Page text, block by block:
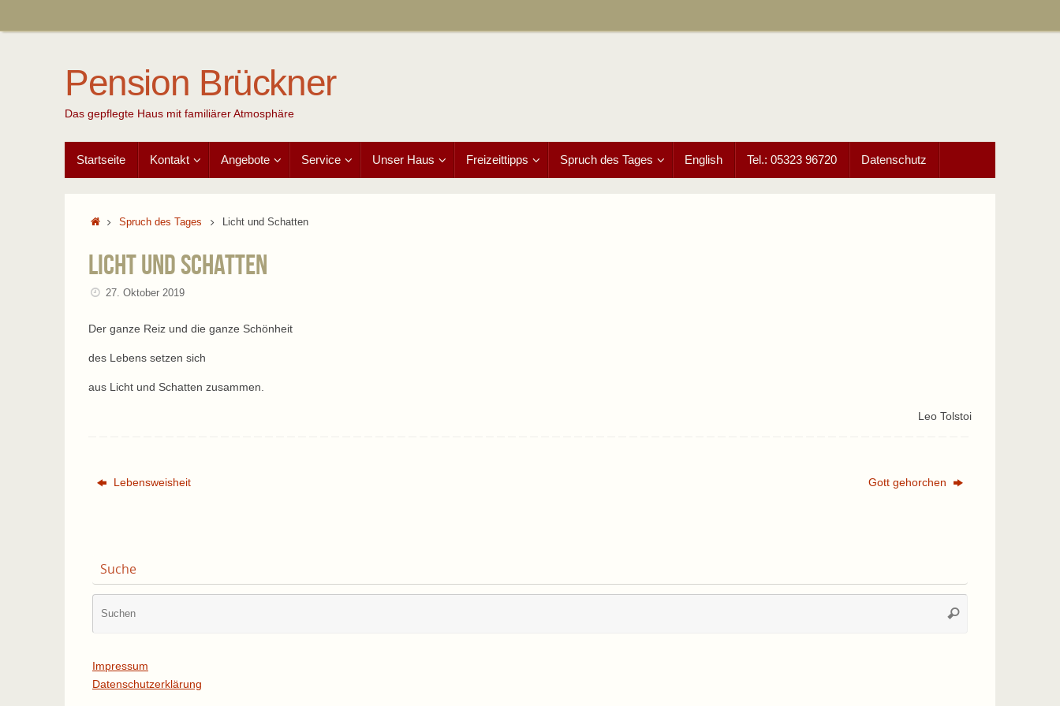
Pension Brückner
Das gepflegte Haus mit familiärer Atmosphäre
Inhalt
springen
Startseite Kontakt Angebote Service Unser Haus Freizeittipps Spruch des Tages English Tel.: 05323 96720 Datenschutz
StartSpruch des Tages Licht und Schatten
Licht und Schatten
27. Oktober 2019
Der ganze Reiz und die ganze Schönheit
des Lebens setzen sich
aus Licht und Schatten zusammen.
Leo Tolstoi
Lebensweisheit Gott gehorchen
Suche
Suchen
Impressum
Datenschutzerklärung